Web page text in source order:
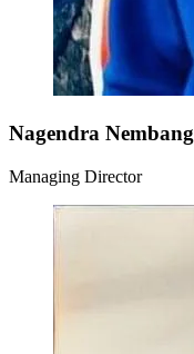
Nagendra Nembang
Managing Director